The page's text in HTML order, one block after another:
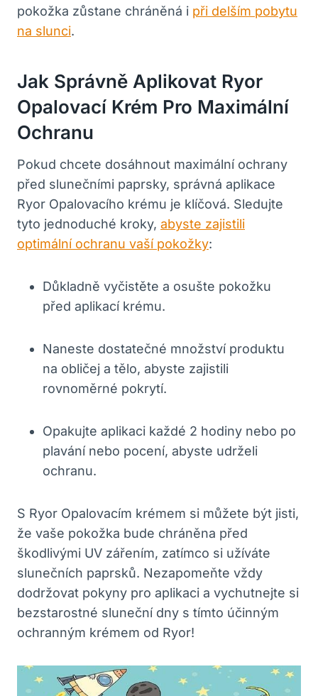
pokožka zůstane chráněná i při delším pobytu
na slunci.
Jak Správně Aplikovat Ryor
Opalovací Krém Pro Maximální
Ochranu
Pokud chcete dosáhnout maximální ochrany
před slunečními paprsky, správná aplikace
Ryor Opalovacího krému je klíčová. Sledujte
tyto jednoduché kroky, abyste zajistili
optimální ochranu vaší pokožky:
Důkladně vyčistěte a osušte pokožku
před aplikací krému.
Naneste dostatečné množství produktu
na obličej a tělo, abyste zajistili
rovnoměrné pokrytí.
Opakujte aplikaci každé 2 hodiny nebo po
plavání nebo pocení, abyste udrželi
ochranu.
S Ryor Opalovacím krémem si můžete být jisti,
že vaše pokožka bude chráněna před
škodlivými UV zářením, zatímco si užíváte
slunečních paprsků. Nezapomeňte vždy
dodržovat pokyny pro aplikaci a vychutnejte si
bezstarostné sluneční dny s tímto účinným
ochranným krémem od Ryor!